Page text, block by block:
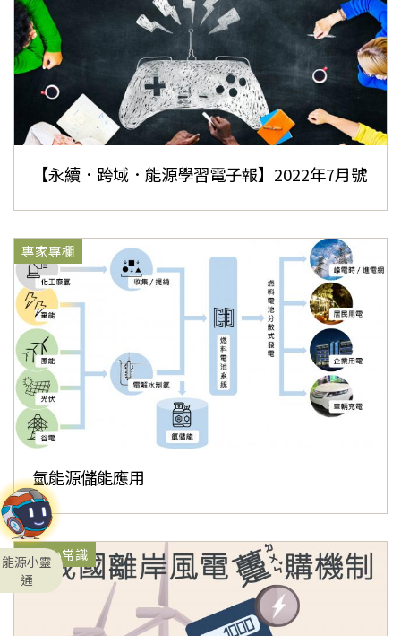
【永續．跨域．能源學習電子報】2022年7月號
專家專欄
氫能源儲能應用
能源小常識
能源小靈
通